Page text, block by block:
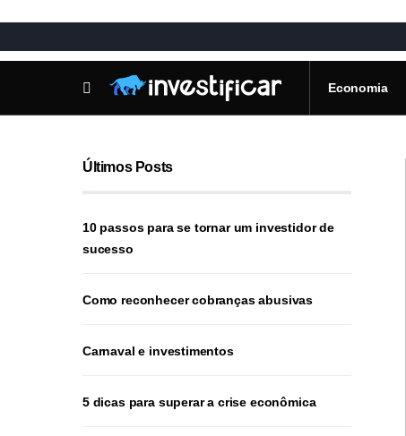
Economia
Últimos Posts
10 passos para se tornar um investidor de
sucesso
Como reconhecer cobranças abusivas
Carnaval e investimentos
5 dicas para superar a crise econômica